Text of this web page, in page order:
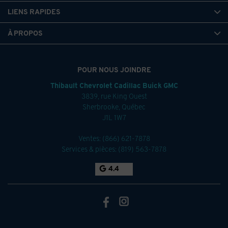
Crochets de remorquage avant noirs avec anneau en D
articulé, montés au cadre
Châssis, contrôle de conduite adaptatif avec amortissement
en continu
sol réglable et mode extraction
Suspension, tenue de route et maniabilité, à commande
électronique automatique
Direction électronique aux 4 roues avec fonction de conduite
nouveau mode King Crab à basses vitesses
Freins avant et arrière à disque d'étrier coulissant DURALIFE
Freins à commande de serrage électrique intégrée
Disque de frein traité par nitrocarburation ferritique
POUR NOUS JOINDRE
Thibault Chevrolet Cadillac Buick GMC
3839, rue King Ouest
Sherbrooke, Québec
J1L 1W7
Ventes: (866) 621-7878
Services & pièces: (819) 563-7878
4.4
LIENS RAPIDES
À PROPOS